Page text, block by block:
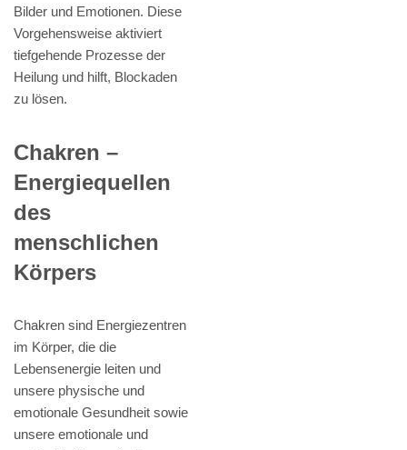
Bilder und Emotionen. Diese
Vorgehensweise aktiviert
tiefgehende Prozesse der
Heilung und hilft, Blockaden
zu lösen.
Chakren –
Energiequellen
des
menschlichen
Körpers
Chakren sind Energiezentren
im Körper, die die
Lebensenergie leiten und
unsere physische und
emotionale Gesundheit sowie
unsere emotionale und